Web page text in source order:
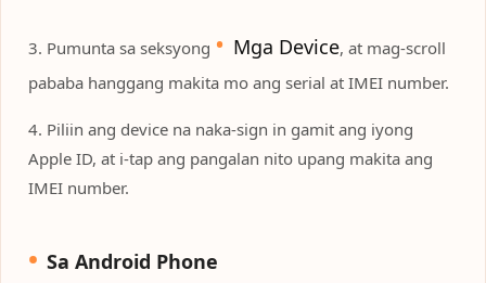
3. Pumunta sa seksyong Mga Device, at mag-scroll
pababa hanggang makita mo ang serial at IMEI number.
4. Piliin ang device na naka-sign in gamit ang iyong
Apple ID, at i-tap ang pangalan nito upang makita ang
IMEI number.
Sa Android Phone